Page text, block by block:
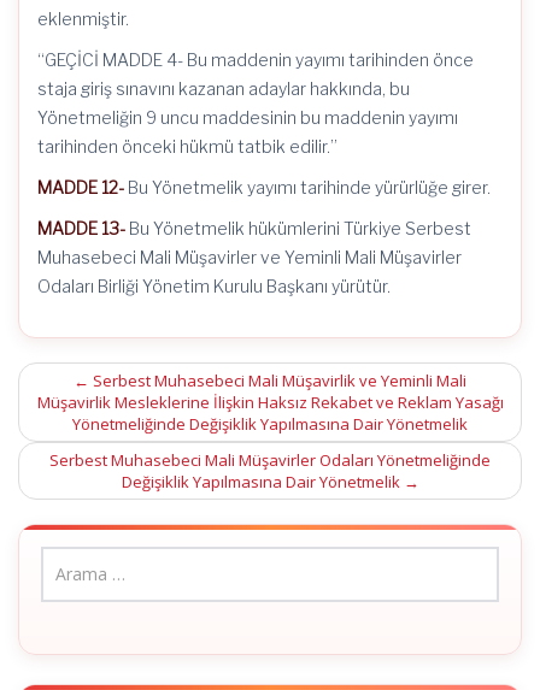
eklenmiştir.
“GEÇİCİ MADDE 4- Bu maddenin yayımı tarihinden önce
staja giriş sınavını kazanan adaylar hakkında, bu
Yönetmeliğin 9 uncu maddesinin bu maddenin yayımı
tarihinden önceki hükmü tatbik edilir.”
MADDE 12- Bu Yönetmelik yayımı tarihinde yürürlüğe girer.
MADDE 13- Bu Yönetmelik hükümlerini Türkiye Serbest
Muhasebeci Mali Müşavirler ve Yeminli Mali Müşavirler
Odaları Birliği Yönetim Kurulu Başkanı yürütür.
Post
navigation
← Serbest Muhasebeci Mali Müşavirlik ve Yeminli Mali
Müşavirlik Mesleklerine İlişkin Haksız Rekabet ve Reklam Yasağı
Yönetmeliğinde Değişiklik Yapılmasına Dair Yönetmelik
Serbest Muhasebeci Mali Müşavirler Odaları Yönetmeliğinde
Değişiklik Yapılmasına Dair Yönetmelik →